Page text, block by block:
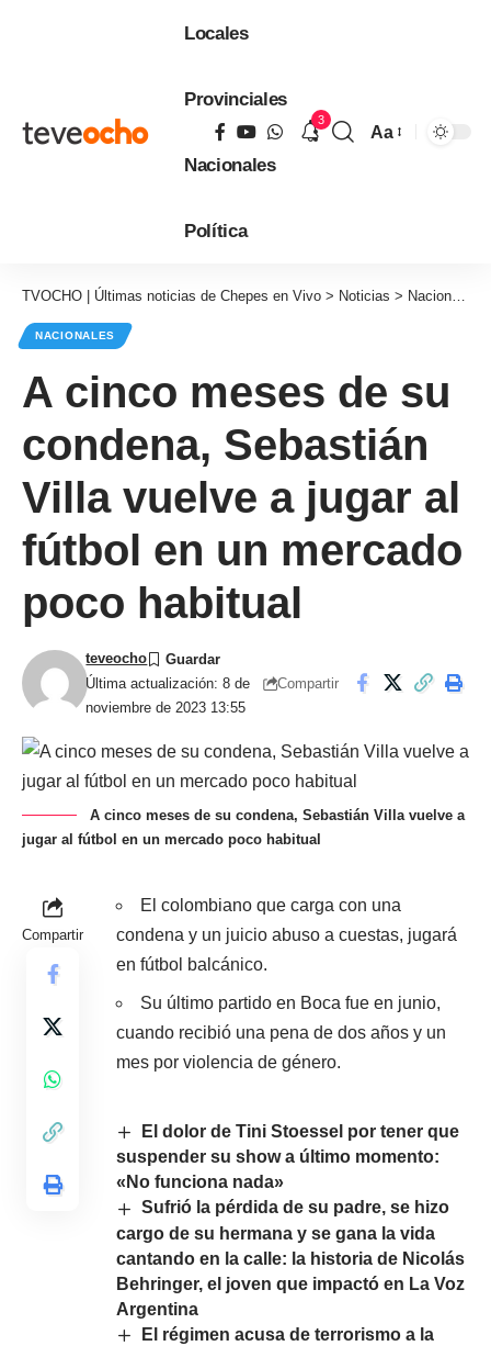
Locales
Provinciales
Nacionales
Política
3
Aa
TVOCHO | Últimas noticias de Chepes en Vivo > Noticias > Nacionales
NACIONALES
A cinco meses de su
condena, Sebastián
Villa vuelve a jugar al
fútbol en un mercado
poco habitual
Última actualización: 8 de
noviembre de 2023 13:55
teveocho
Compartir
A cinco meses de su condena, Sebastián Villa vuelve a
jugar al fútbol en un mercado poco habitual
Compartir
El colombiano que carga con una
condena y un juicio abuso a cuestas, jugará
en fútbol balcánico.
Su último partido en Boca fue en junio,
cuando recibió una pena de dos años y un
mes por violencia de género.
El dolor de Tini Stoessel por tener que
suspender su show a último momento:
«No funciona nada»
Sufrió la pérdida de su padre, se hizo
cargo de su hermana y se gana la vida
cantando en la calle: la historia de Nicolás
Behringer, el joven que impactó en La Voz
Argentina
El régimen acusa de terrorismo a la